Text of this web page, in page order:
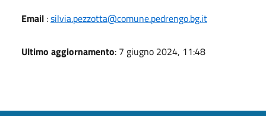
Email :silvia.pezzotta@comune.pedrengo.bg.it
Ultimo aggiornamento: 7 giugno 2024, 11:48